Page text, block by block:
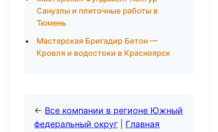
Санузлы и плиточные работы в
Тюмень
Мастерская Бригадир Бетон —
Кровля и водостоки в Красноярск
← Все компании в регионе Южный
федеральный округ
Главная